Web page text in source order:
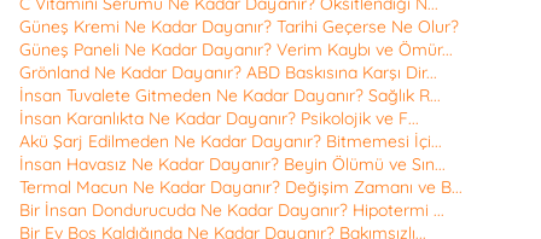
Güneş Kremi Ne Kadar Dayanır? Tarihi Geçerse Ne Olur?
Güneş Paneli Ne Kadar Dayanır? Verim Kaybı ve Ömür...
Grönland Ne Kadar Dayanır? ABD Baskısına Karşı Dir...
İnsan Tuvalete Gitmeden Ne Kadar Dayanır? Sağlık R...
İnsan Karanlıkta Ne Kadar Dayanır? Psikolojik ve F...
Akü Şarj Edilmeden Ne Kadar Dayanır? Bitmemesi İçi...
İnsan Havasız Ne Kadar Dayanır? Beyin Ölümü ve Sın...
Termal Macun Ne Kadar Dayanır? Değişim Zamanı ve B...
Bir İnsan Dondurucuda Ne Kadar Dayanır? Hipotermi ...
Bir Ev Boş Kaldığında Ne Kadar Dayanır? Bakımsızlı...